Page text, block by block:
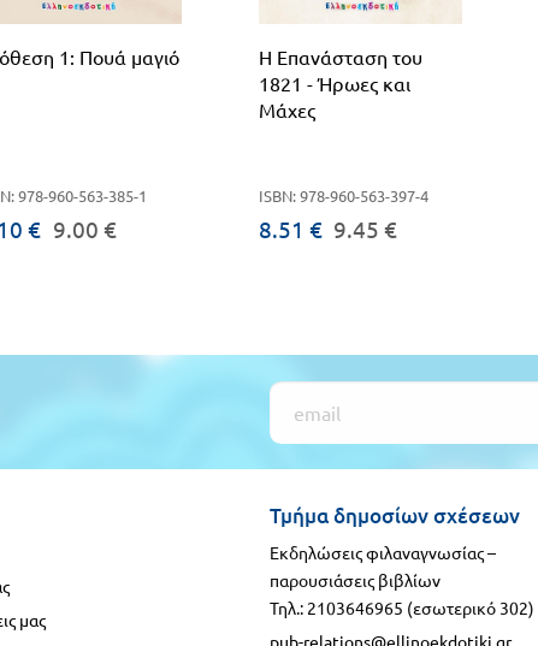
1: Πουά μαγιό
978-960-563-385-1
€ 9.00 €
Η Επανάσταση του
1821 - Ήρωες και
Μάχες
ISBN: 978-960-563-397-4
8.51 € 9.45 €
μας
Τμήμα δημοσίων σχέσεων
Εκδηλώσεις φιλαναγνωσίας –
παρουσιάσεις βιβλίων
Τηλ.: 2103646965 (εσωτερικό 302)